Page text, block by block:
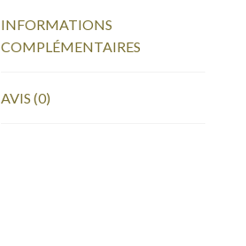
INFORMATIONS
COMPLÉMENTAIRES
AVIS (0)